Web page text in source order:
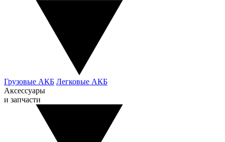
Грузовые АКБ Легковые АКБ
Аксессуары
и запчасти